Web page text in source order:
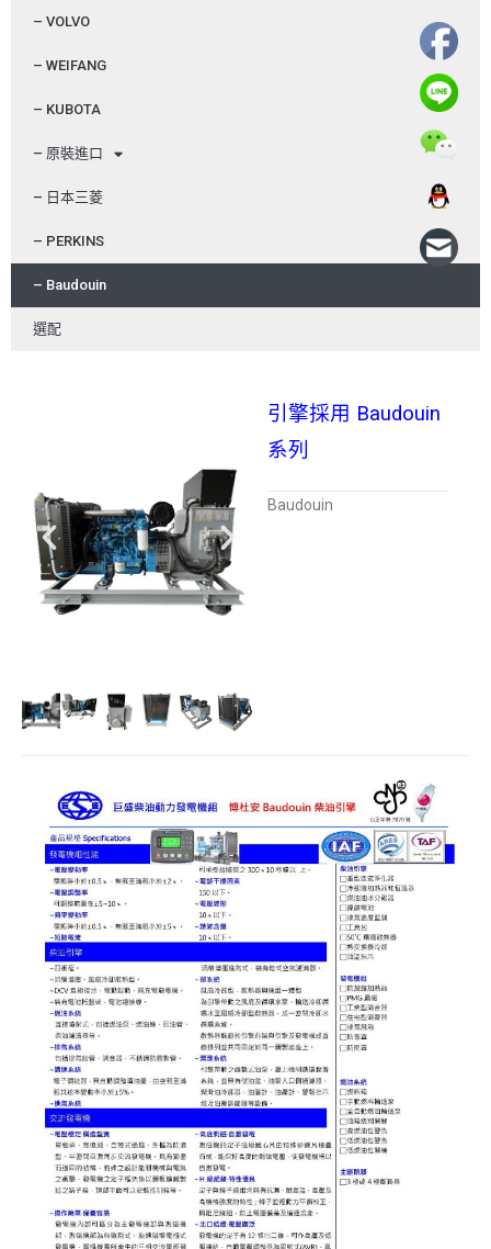
– VOLVO
– WEIFANG
– KUBOTA
– 原裝進口
– 日本三菱
– PERKINS
– Baudouin
選配
引擎採用 Baudouin
系列
Baudouin